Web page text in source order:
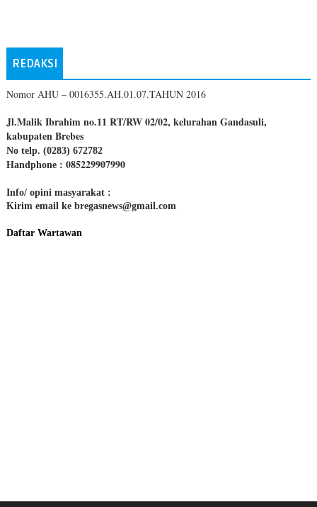
REDAKSI
Nomor AHU – 0016355.AH.01.07.TAHUN 2016
Jl.Malik Ibrahim no.11 RT/RW 02/02, kelurahan Gandasuli,
kabupaten Brebes
No telp. (0283) 672782
Handphone : 085229907990
Info/ opini masyarakat :
Kirim email ke bregasnews@gmail.com
Daftar Wartawan